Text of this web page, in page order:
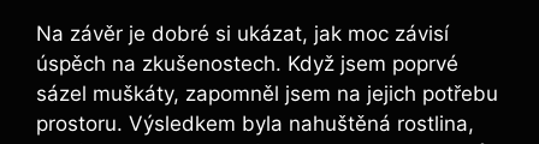
Na závěr je dobré si ukázat, jak moc závisí
úspěch na zkušenostech. Když jsem poprvé
sázel muškáty, zapomněl jsem na jejich potřebu
prostoru. Výsledkem byla nahuštěná rostlina,